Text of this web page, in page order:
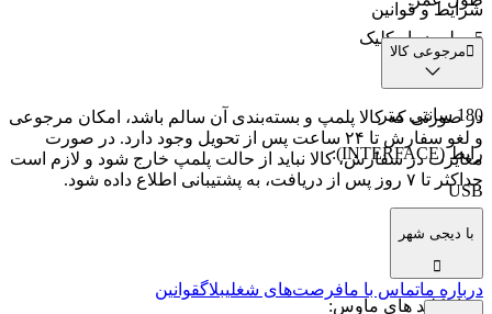
5 میلیون بار کلیک
طول کابل
180 سانتی متر
رابط (INTERFACE)
:
USB
جنس کابل
تعداد کلید های ماوس:
شرایط و قوانین
مرجوعی کالا
در صورتی که کالا پلمپ و بسته‌بندی آن سالم باشد، امکان مرجوعی
و لغو سفارش تا ۲۴ ساعت پس از تحویل وجود دارد. در صورت
مغایرت در سفارش، کالا نباید از حالت پلمپ خارج شود و لازم است
حداکثر تا ۷ روز پس از دریافت، به پشتیبانی اطلاع داده شود.
با دیجی شهر
درباره ماتماس با مافرصت‌های شغلیبلاگقوانین